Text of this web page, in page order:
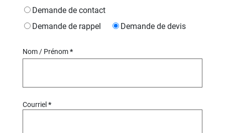
Type de demande
Demande de contact
Demande de rappel
Demande de devis
Nom / Prénom
Courriel